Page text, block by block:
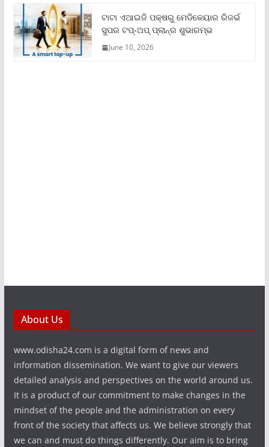
ଟାଟା ଏଆଇଜି ପକ୍ଷରୁ ମେଡିକେୟାର ରିଜର୍ଭ
ସୁପର ଟପ୍‌-ଅପ୍ ପ୍ଲାନ୍‌ର ଶୁଭାରମ୍ଭ
June 10, 2026
About Us
www.odisha24.com is a digital form of news and
information dissemination. We want to give our viewers
detailed analysis and perspectives on the world around us.
It is a product of our commitment to make changes in the
mindset of the people and the administration on every
front of the society that affects us. We believe strongly that
we can and must do things differently. Our aim is to bring